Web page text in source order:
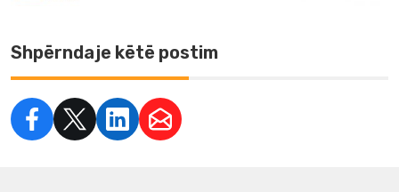
Shpërndaje këtë postim